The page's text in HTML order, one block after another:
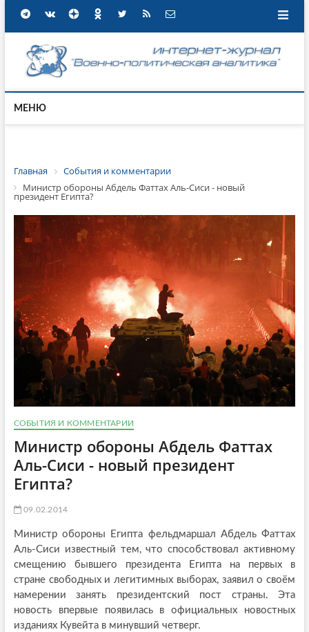
МЕНЮ
Главная
События и комментарии
Министр обороны Абдель Фаттах Аль-Сиси - новый
президент Египта?
СОБЫТИЯ И КОММЕНТАРИИ
Министр обороны Абдель Фаттах
Аль-Сиси - новый президент
Египта?
09.02.2014
Министр обороны Египта фельдмаршал Абдель Фаттах
Аль-Сиси известный тем, что способствовал активному
смещению бывшего президента Египта на первых в
стране свободных и легитимных выборах, заявил о своём
намерении занять президентский пост страны. Эта
новость впервые появилась в официальных новостных
изданиях Кувейта в минувший четверг.